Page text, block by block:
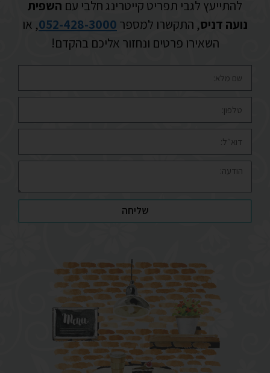
להתייעץ לגבי תפריט קייטרינג חלבי עם השפית
נועה דניס, התקשרו למספר 052-428-3000, או
השאירו פרטים ונחזור אליכם בהקדם!
שליחה